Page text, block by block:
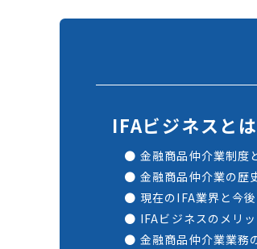
IFAビジネスとは
金融商品仲介業制度
金融商品仲介業の歴
現在のIFA業界と今
IFAビジネスのメリ
金融商品仲介業業務